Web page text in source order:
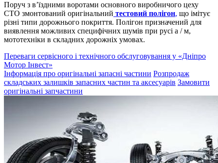
Поруч з в’їздними воротами основного виробничого цеху
СТО змонтований оригінальний тестовий полігон, що імітує
різні типи дорожнього покриття. Полігон призначений для
виявлення можливих специфічних шумів при русі а / м,
мототехніки в складних дорожніх умовах.
Переваги сервісного і технічного обслуговування у «Дніпро
Мотор Інвест»
Інформація про оригінальні запасні частини Розпродаж
складських залишків запасних частин та аксесуарів Замовити
оригінальні запчастини